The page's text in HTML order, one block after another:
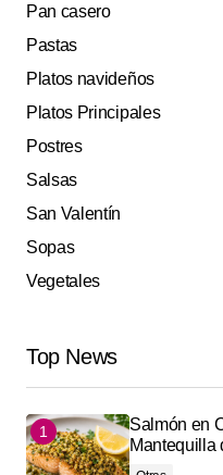
Pan casero
Pastas
Platos navideños
Platos Principales
Postres
Salsas
San Valentín
Sopas
Vegetales
Top News
Salmón en
Mantequilla